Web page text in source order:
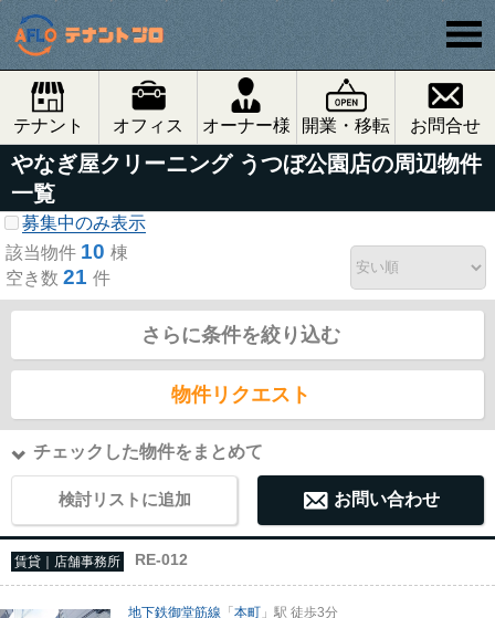
テナント オフィス オーナー様 開業・移転 お問合せ
やなぎ屋クリーニング うつぼ公園店の周辺物件
一覧
募集中のみ表示
該当物件 10 棟
空き数 21 件
さらに条件を絞り込む
物件リクエスト
チェックした物件をまとめて
検討リストに追加 お問い合わせ
賃貸｜店舗事務所 RE-012
地下鉄御堂筋線 「本町 」駅 徒歩3分